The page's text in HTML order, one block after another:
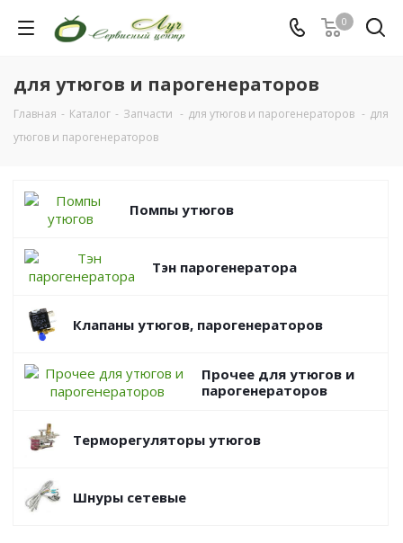
0
для утюгов и парогенераторов
Главная - Каталог - Запчасти - для утюгов и парогенераторов - для
утюгов и парогенераторов
Помпы утюгов
Тэн парогенератора
Клапаны утюгов, парогенераторов
Прочее для утюгов и
парогенераторов
Терморегуляторы утюгов
Шнуры сетевые